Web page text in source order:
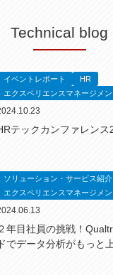
Technical blog
イベントレポート
HR
エクスペリエンスマネージメン
テックカンファレンス
ソリューション・サービス紹介
エクスペリエンスマネージメン
年目社員の挑戦！
ドでデータ分析がもっと